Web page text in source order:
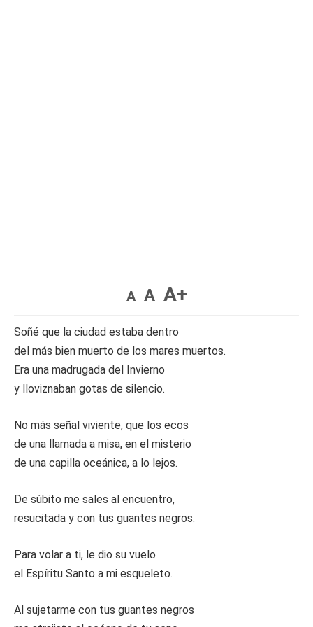
A A A+
Soñé que la ciudad estaba dentro
del más bien muerto de los mares muertos.
Era una madrugada del Invierno
y lloviznaban gotas de silencio.
No más señal viviente, que los ecos
de una llamada a misa, en el misterio
de una capilla oceánica, a lo lejos.
De súbito me sales al encuentro,
resucitada y con tus guantes negros.
Para volar a ti, le dio su vuelo
el Espíritu Santo a mi esqueleto.
Al sujetarme con tus guantes negros